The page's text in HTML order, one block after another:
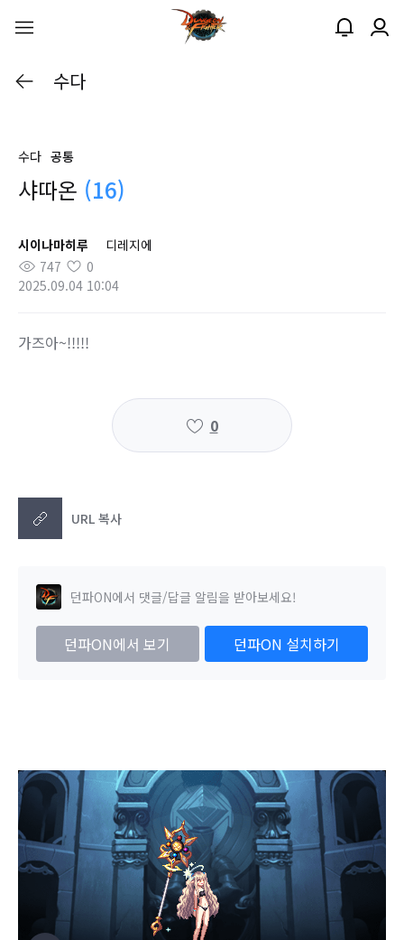
수다
수다 공통
샤따온 (16)
시이나마히루
디레지에
747
0
2025.09.04 10:04
가즈아~!!!!!
0
URL 복사
던파ON에서 댓글/답글 알림을 받아보세요!
던파ON에서 보기 던파ON 설치하기